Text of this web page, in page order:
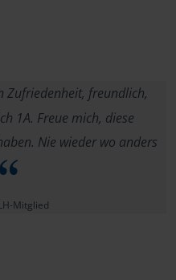
Zufriedenheit, freundlich,
1A. Freue mich, diese
Nie wieder wo anders
Mitglied